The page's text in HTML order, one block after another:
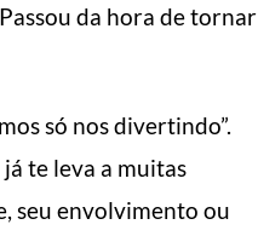
da hora de tornar
só nos divertindo”.
já te leva a muitas
seu envolvimento ou